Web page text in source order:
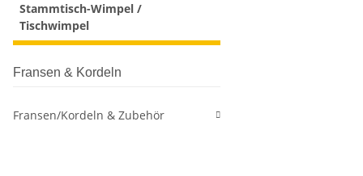
Stammtisch-Wimpel /
Tischwimpel
Fransen & Kordeln
Fransen/Kordeln & Zubehör